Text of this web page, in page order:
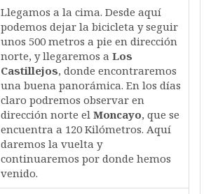
Llegamos a la cima. Desde aquí
podemos dejar la bicicleta y seguir
unos 500 metros a pie en dirección
norte, y llegaremos a Los
Castillejos, donde encontraremos
una buena panorámica. En los días
claro podremos observar en
dirección norte el Moncayo, que se
encuentra a 120 Kilómetros. Aquí
daremos la vuelta y
continuaremos por donde hemos
venido.